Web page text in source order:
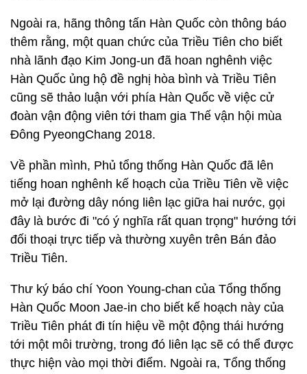
Ngoài ra, hãng thông tấn Hàn Quốc còn thông báo
thêm rằng, một quan chức của Triều Tiên cho biết
nhà lãnh đạo Kim Jong-un đã hoan nghênh việc
Hàn Quốc ủng hộ đề nghị hòa bình và Triều Tiên
cũng sẽ thảo luận với phía Hàn Quốc về việc cử
đoàn vận động viên tới tham gia Thế vận hội mùa
Đông PyeongChang 2018.
Về phần mình, Phủ tổng thống Hàn Quốc đã lên
tiếng hoan nghênh kế hoạch của Triều Tiên về việc
mở lại đường dây nóng liên lạc giữa hai nước, gọi
đây là bước đi "có ý nghĩa rất quan trọng" hướng tới
đối thoại trực tiếp và thường xuyên trên Bán đảo
Triều Tiên.
Thư ký báo chí Yoon Young-chan của Tổng thống
Hàn Quốc Moon Jae-in cho biết kế hoạch này của
Triều Tiên phát đi tín hiệu về một động thái hướng
tới một môi trường, trong đó liên lạc sẽ có thể được
thực hiện vào mọi thời điểm. Ngoài ra, Tổng thống